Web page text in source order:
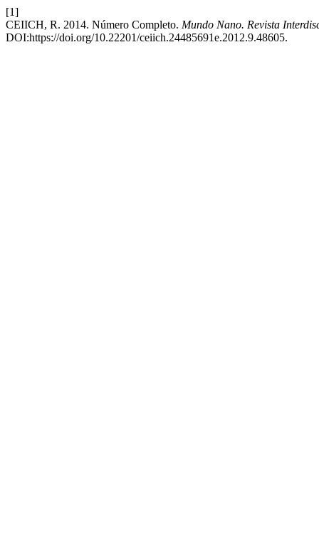
[1]
CEIICH, R. 2014. Número Completo. Mundo Nano. Revista
DOI:https://doi.org/10.22201/ceiich.24485691e.2012.9.48605.